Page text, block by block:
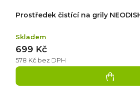
Prostředek čistící na grily
Skladem
578 Kč bez DPH
699 Kč